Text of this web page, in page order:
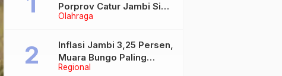
Olahraga
Porprov Catur Jambi Siap
Digelar, Libatkan 72 Atlet
Regional
Inflasi Jambi 3,25 Persen,
Muara Bungo Paling
Tinggi Capai 4,21 Persen